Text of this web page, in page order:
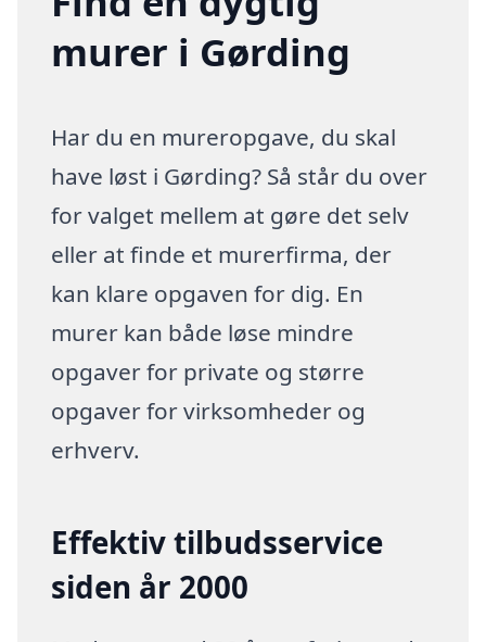
murer i Gørding
Har du en mureropgave, du skal
have løst i Gørding? Så står du over
for valget mellem at gøre det selv
eller at finde et murerfirma, der
kan klare opgaven for dig. En
murer kan både løse mindre
opgaver for private og større
opgaver for virksomheder og
erhverv.
Effektiv tilbudsservice
siden år 2000